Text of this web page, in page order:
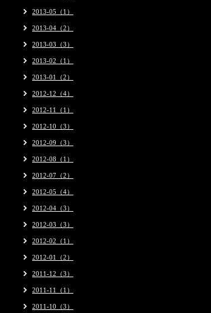
2013-05（1）
2013-04（2）
2013-03（3）
2013-02（1）
2013-01（2）
2012-12（4）
2012-11（1）
2012-10（3）
2012-09（3）
2012-08（1）
2012-07（2）
2012-05（4）
2012-04（3）
2012-03（3）
2012-02（1）
2012-01（2）
2011-12（3）
2011-11（1）
2011-10（3）